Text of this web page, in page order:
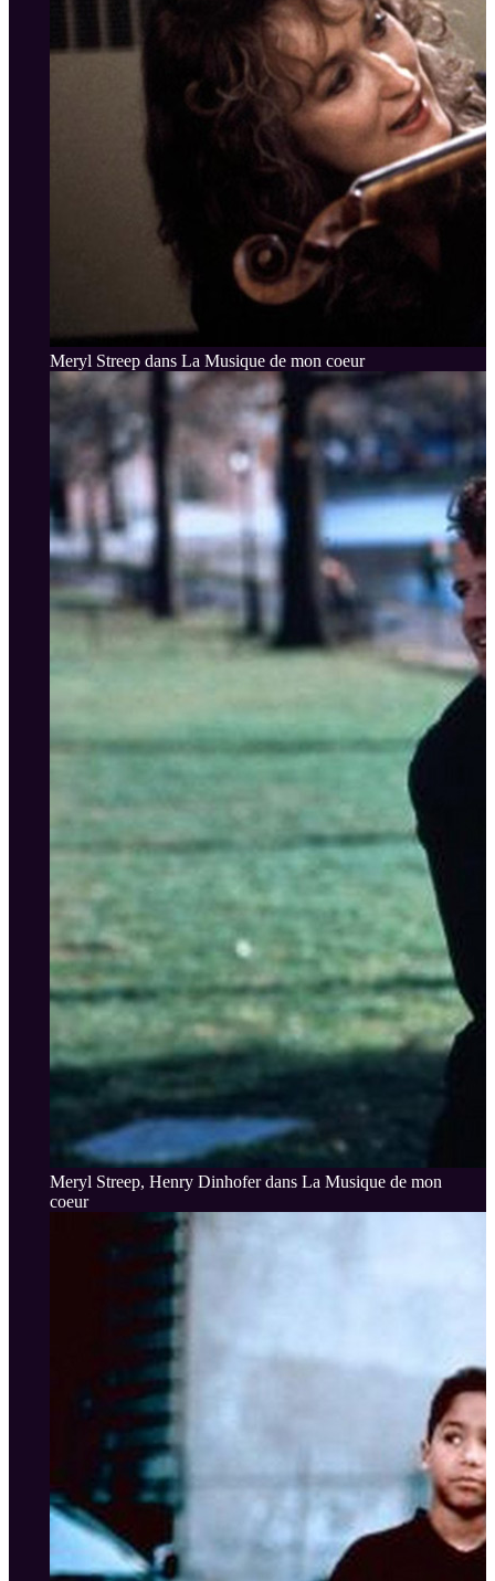
Meryl Streep dans La Musique de mon coeur
Meryl Streep, Henry Dinhofer dans La Musique de mon
coeur